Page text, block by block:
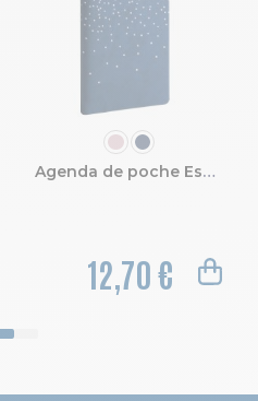
COULEUR
Agenda de poche Espace 17 Amélie 9 x 17,5 cm Semainier Janvier à Décembre 2027
12,70 €